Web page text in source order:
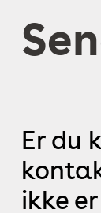
Er du
ikke